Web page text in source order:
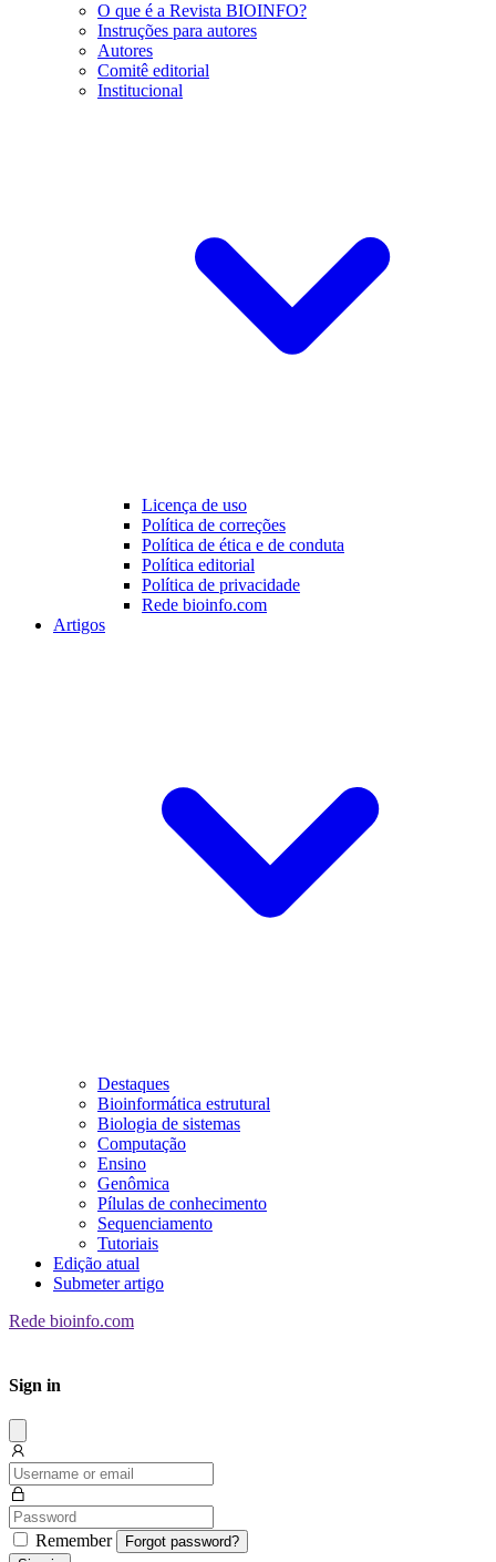
O que é a Revista BIOINFO?
Instruções para autores
Autores
Comitê editorial
Institucional
Licença de uso
Política de correções
Política de ética e de conduta
Política editorial
Política de privacidade
Rede bioinfo.com
Artigos
Destaques
Bioinformática estrutural
Biologia de sistemas
Computação
Ensino
Genômica
Pílulas de conhecimento
Sequenciamento
Tutoriais
Edição atual
Submeter artigo
Rede bioinfo.com
Sign in
Remember
Forgot password?